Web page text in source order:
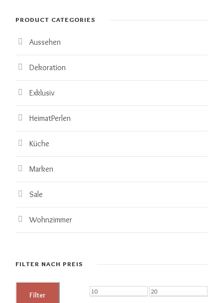
PRODUCT CATEGORIES
Aussehen
Dekoration
Exklusiv
HeimatPerlen
Küche
Marken
Sale
Wohnzimmer
FILTER NACH PREIS
M
M
Filter